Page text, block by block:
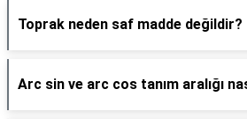
Toprak neden saf madde değildir?
Arc sin ve arc cos tanım aralığı